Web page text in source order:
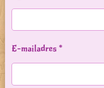
E-mailadres *